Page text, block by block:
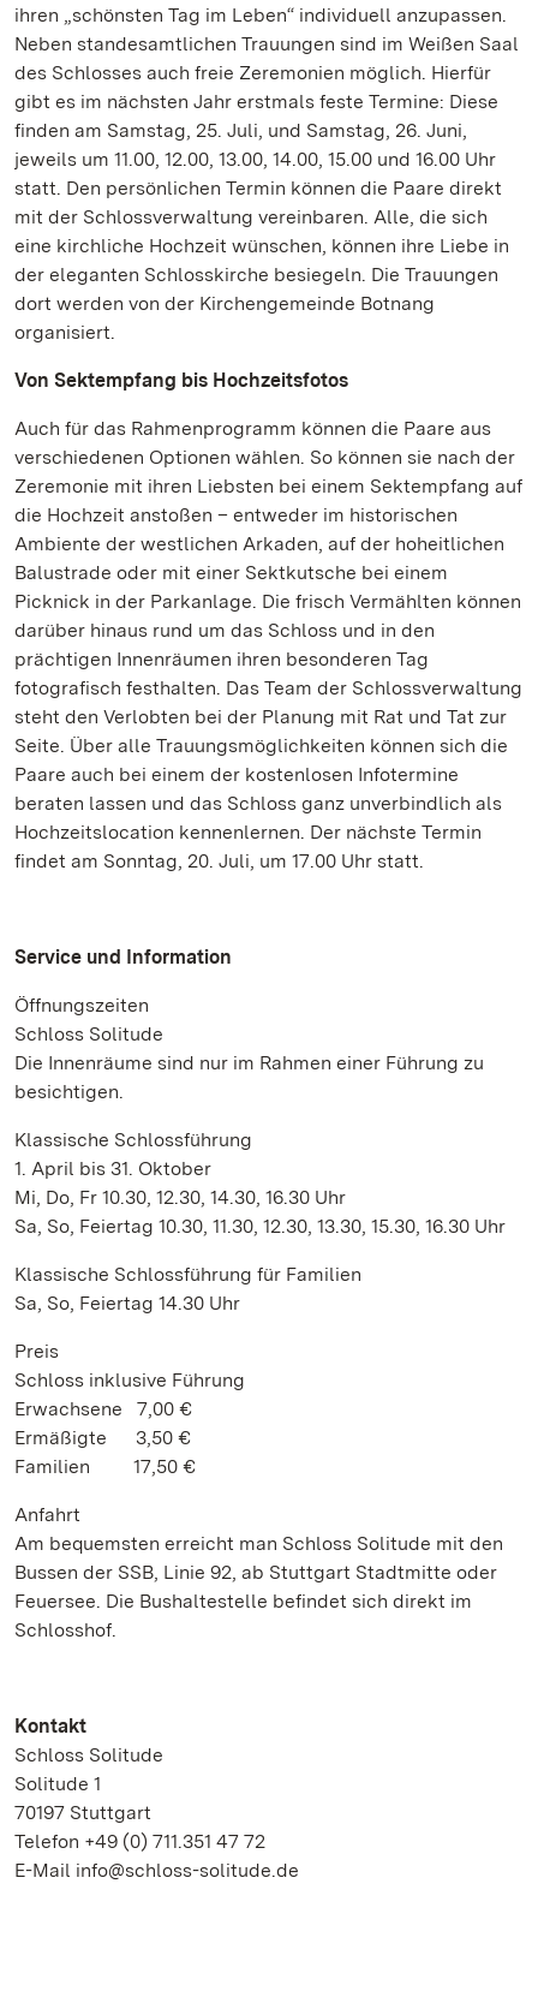
ihren „schönsten Tag im Leben“ individuell anzupassen.
Neben standesamtlichen Trauungen sind im Weißen Saal
des Schlosses auch freie Zeremonien möglich. Hierfür
gibt es im nächsten Jahr erstmals feste Termine: Diese
finden am Samstag, 25. Juli, und Samstag, 26. Juni,
jeweils um 11.00, 12.00, 13.00, 14.00, 15.00 und 16.00 Uhr
statt. Den persönlichen Termin können die Paare direkt
mit der Schlossverwaltung vereinbaren. Alle, die sich
eine kirchliche Hochzeit wünschen, können ihre Liebe in
der eleganten Schlosskirche besiegeln. Die Trauungen
dort werden von der Kirchengemeinde Botnang
organisiert.
Von Sektempfang bis Hochzeitsfotos
Auch für das Rahmenprogramm können die Paare aus
verschiedenen Optionen wählen. So können sie nach der
Zeremonie mit ihren Liebsten bei einem Sektempfang auf
die Hochzeit anstoßen – entweder im historischen
Ambiente der westlichen Arkaden, auf der hoheitlichen
Balustrade oder mit einer Sektkutsche bei einem
Picknick in der Parkanlage. Die frisch Vermählten können
darüber hinaus rund um das Schloss und in den
prächtigen Innenräumen ihren besonderen Tag
fotografisch festhalten. Das Team der Schlossverwaltung
steht den Verlobten bei der Planung mit Rat und Tat zur
Seite. Über alle Trauungsmöglichkeiten können sich die
Paare auch bei einem der kostenlosen Infotermine
beraten lassen und das Schloss ganz unverbindlich als
Hochzeitslocation kennenlernen. Der nächste Termin
findet am Sonntag, 20. Juli, um 17.00 Uhr statt.
Service und Information
Öffnungszeiten
Schloss Solitude
Die Innenräume sind nur im Rahmen einer Führung zu
besichtigen.
Klassische Schlossführung
1. April bis 31. Oktober
Mi, Do, Fr 10.30, 12.30, 14.30, 16.30 Uhr
Sa, So, Feiertag 10.30, 11.30, 12.30, 13.30, 15.30, 16.30 Uhr
Klassische Schlossführung für Familien
Sa, So, Feiertag 14.30 Uhr
Preis
Schloss inklusive Führung
Erwachsene 7,00 €
Ermäßigte 3,50 €
Familien 17,50 €
Anfahrt
Am bequemsten erreicht man Schloss Solitude mit den
Bussen der SSB, Linie 92, ab Stuttgart Stadtmitte oder
Feuersee. Die Bushaltestelle befindet sich direkt im
Schlosshof.
Kontakt
Schloss Solitude
Solitude 1
70197 Stuttgart
Telefon +49 (0) 711.351 47 72
E-Mail info@schloss-solitude.de